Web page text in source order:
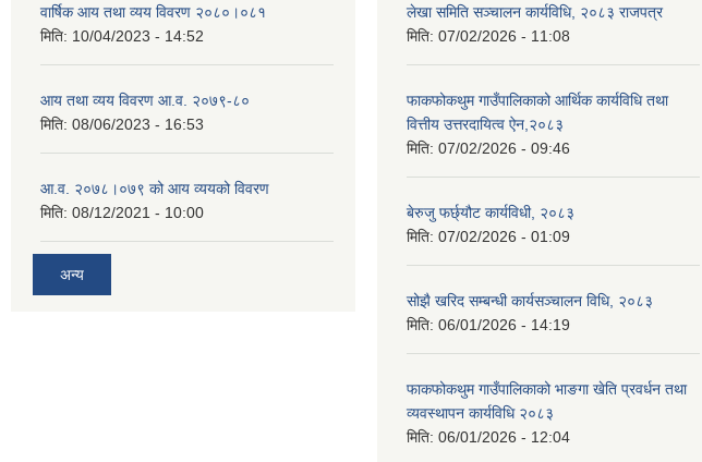
वार्षिक आय तथा व्यय विवरण २०८०।०८१
मिति: 10/04/2023 - 14:52
आय तथा व्यय विवरण आ.व. २०७९-८०
मिति: 08/06/2023 - 16:53
आ.व. २०७८।०७९ को आय व्ययको विवरण
मिति: 08/12/2021 - 10:00
अन्य
लेखा समिति सञ्चालन कार्यविधि, २०८३ राजपत्र
मिति: 07/02/2026 - 11:08
फाकफोकथुम गाउँपालिकाको आर्थिक कार्यविधि तथा
वित्तीय उत्तरदायित्व ऐन,२०८३
मिति: 07/02/2026 - 09:46
बेरुजु फर्छ्यौट कार्यविधी, २०८३
मिति: 07/02/2026 - 01:09
सोझै खरिद सम्बन्धी कार्यसञ्चालन विधि, २०८३
मिति: 06/01/2026 - 14:19
फाकफोकथुम गाउँपालिकाको भाङगा खेति प्रवर्धन तथा
व्यवस्थापन कार्यविधि २०८३
मिति: 06/01/2026 - 12:04